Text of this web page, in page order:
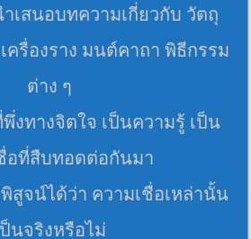
เสนอบทความเกี่ยวกับ วัตถุ
ครื่องราง มนต์คาถา พิธีกรรม
ต่าง ๆ
งทางจิตใจ เป็นความรู้ เป็น
อที่สืบทอดต่อกันมา
สูจน์ได้ว่า ความเชื่อเหล่านั้น
ป็นจริงหรือไม่